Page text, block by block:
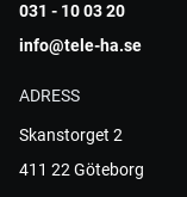
031 - 10 03 20
info@tele-ha.se
ADRESS
Skanstorget 2
411 22 Göteborg